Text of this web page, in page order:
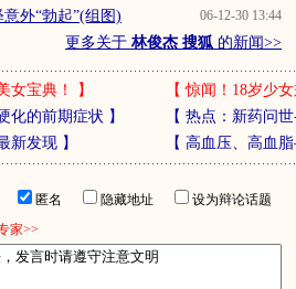
06-12-30 13:44
外“勃起”(组图)
更多关于 林俊杰 搜狐 的新闻>>
女宝典！ 】 【惊闻！18岁少
化的前期症状 】 【 热点：新药问
新发现】 【 高血压、高血
匿名 隐藏地址
设为辩论话题
家>>